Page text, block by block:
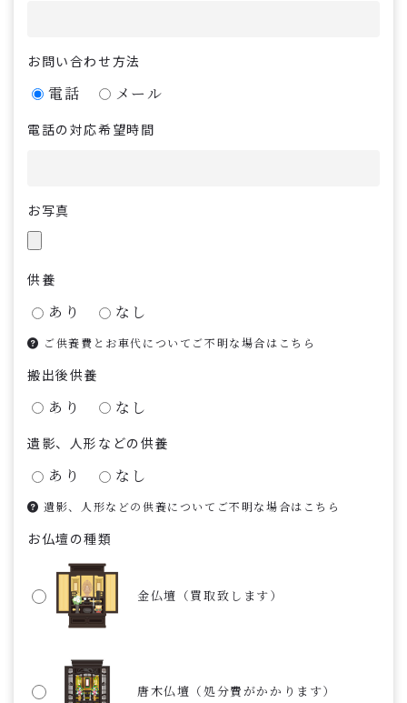
お問い合わせ方法
電話 メール
電話の対応希望時間
お写真
供養
あり なし
ご供養費とお車代についてご不明な場合はこちら
搬出後供養
あり なし
遺影、人形などの供養
あり なし
遺影、人形などの供養についてご不明な場合はこちら
お仏壇の種類
金仏壇（買取致します）
唐木仏壇（処分費がかかります）